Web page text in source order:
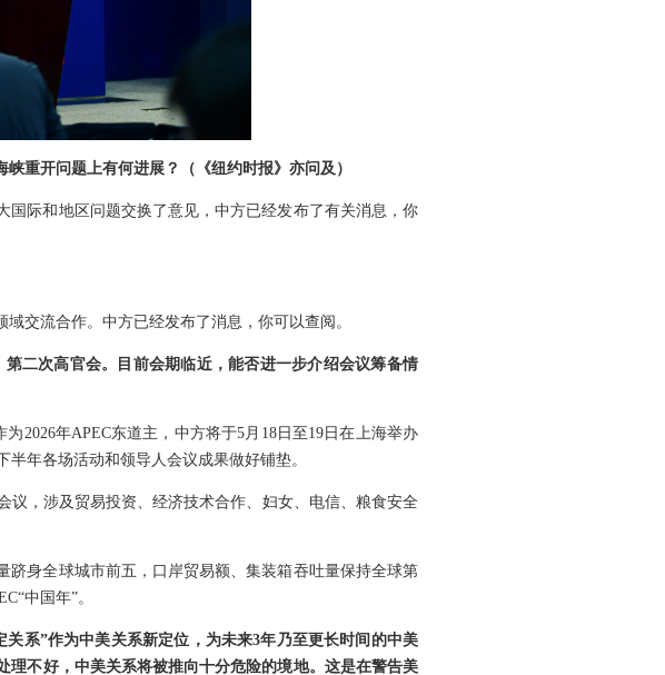
重开问题上有何进展？（《纽约时报》亦问及）
际和地区问题交换了意见，中方已经发布了有关消息，你
交流合作。中方已经发布了消息，你可以查阅。
二次高官会。目前会期临近，能否进一步介绍会议筹备情
2026年APEC东道主，中方将于5月18日至19日在上海举办
年各场活动和领导人会议成果做好铺垫。
议，涉及贸易投资、经济技术合作、妇女、电信、粮食安全
身全球城市前五，口岸贸易额、集装箱吞吐量保持全球第
中国年”。
系”作为中美关系新定位，为未来3年乃至更长时间的中美
不好，中美关系将被推向十分危险的境地。这是在警告美